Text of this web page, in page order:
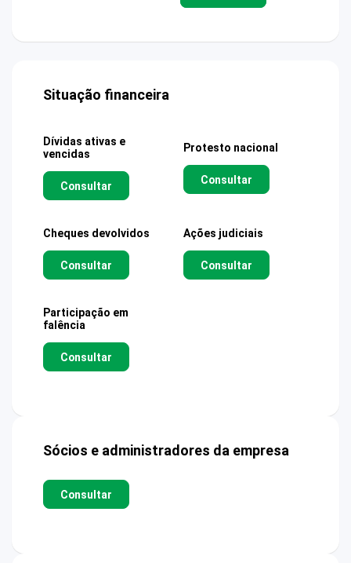
Situação financeira
Dívidas ativas e
vencidas
Consultar
Protesto nacional
Consultar
Cheques devolvidos
Consultar
Ações judiciais
Consultar
Participação em
falência
Consultar
Sócios e administradores da empresa
Consultar